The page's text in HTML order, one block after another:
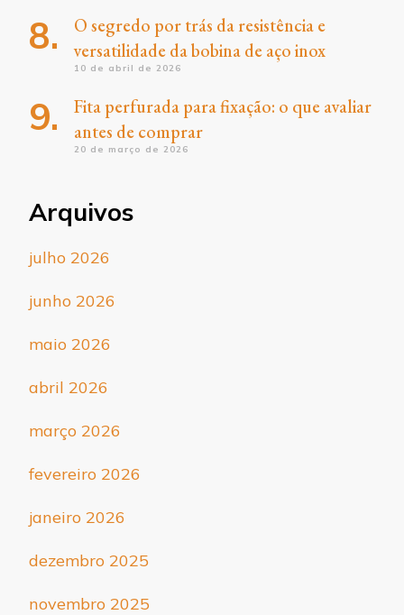
O segredo por trás da resistência e
versatilidade da bobina de aço inox
10 de abril de 2026
Fita perfurada para fixação: o que avaliar
antes de comprar
20 de março de 2026
Arquivos
julho 2026
junho 2026
maio 2026
abril 2026
março 2026
fevereiro 2026
janeiro 2026
dezembro 2025
novembro 2025